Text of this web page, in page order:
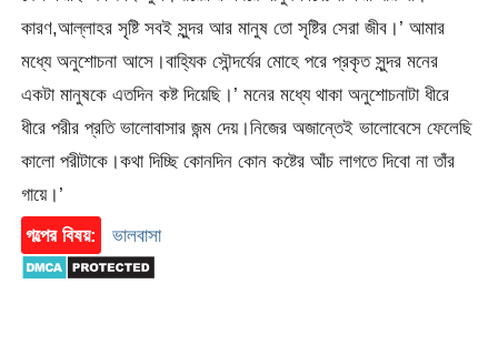
কারণ,আল্লাহর সৃষ্টি সবই সুন্দর আর মানুষ তো সৃষ্টির সেরা জীব।’ আমার
মধ্যে অনুশোচনা আসে।বাহ্যিক সৌন্দর্যের মোহে পরে প্রকৃত সুন্দর মনের
একটা মানুষকে এতদিন কষ্ট দিয়েছি।’ মনের মধ্যে থাকা অনুশোচনাটা ধীরে
ধীরে পরীর প্রতি ভালোবাসার জন্ম দেয়।নিজের অজান্তেই ভালোবেসে ফেলেছি
কালো পরীটাকে।কথা দিচ্ছি কোনদিন কোন কষ্টের আঁচ লাগতে দিবো না তাঁর
গায়ে।’
গল্পের বিষয়:
ভালবাসা